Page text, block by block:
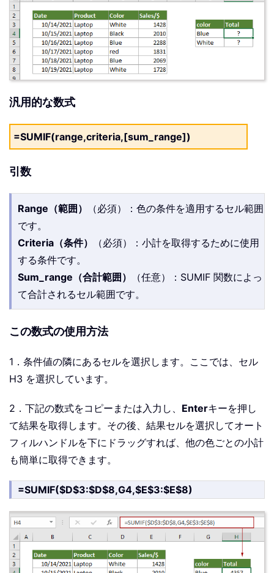
汎用的な数式
=SUMIF(range,criteria,[sum_range])
引数
Range（範囲）
（必須）：色の条件を適用するセル範囲
です。
Criteria（条件）
（必須）：小計を取得するために使用
する条件です。
Sum_range（合計範囲）
（任意）：SUMIF 関数によっ
て合計されるセル範囲です。
この数式の使用方法
1．条件値の隣にあるセルを選択します。ここでは、セル
H3 を選択しています。
2．下記の数式をコピーまたは入力し、 Enterキーを押し
て結果を取得します。その後、結果セルを選択してオート
フィルハンドルを下にドラッグすれば、他の色ごとの小計
も簡単に取得できます。
=SUMIF($D$3:$D$8,G4,$E$3:$E$8)